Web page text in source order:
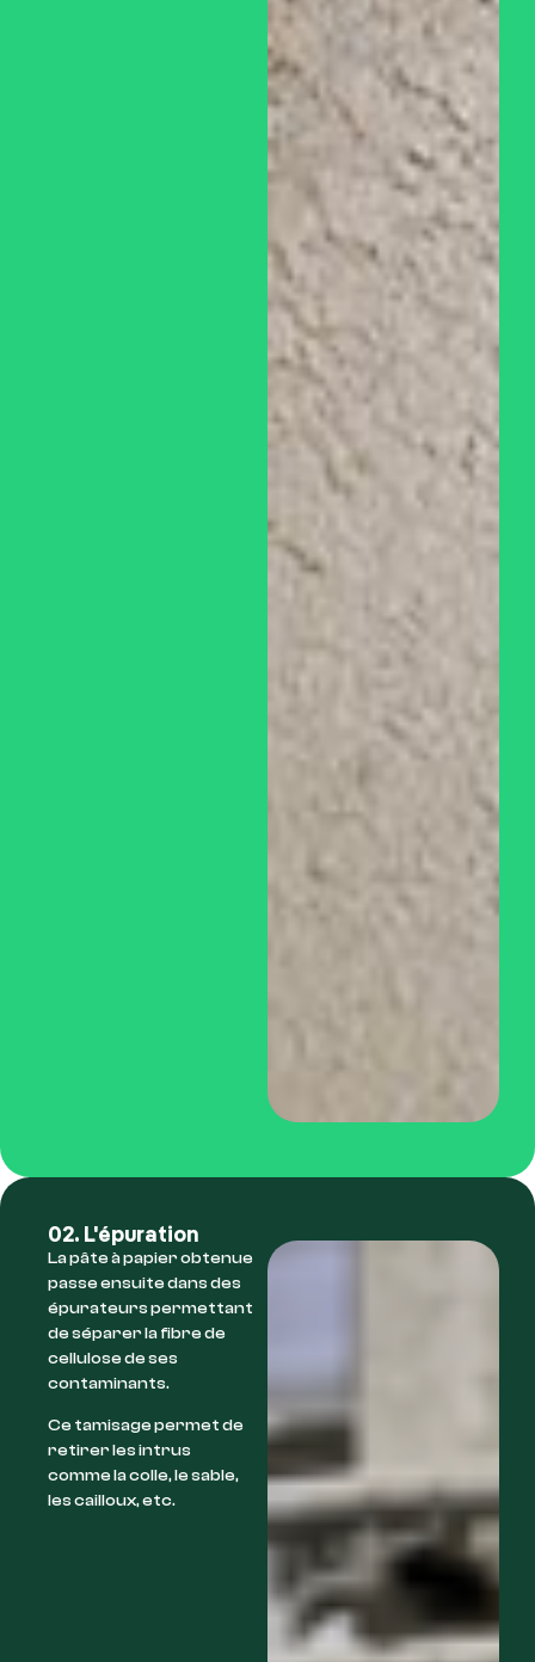
02. L'épuration
La pâte à papier obtenue
passe ensuite dans des
épurateurs permettant
de séparer la fibre de
cellulose de ses
contaminants.
Ce tamisage permet de
retirer les intrus
comme la colle, le sable,
les cailloux, etc.